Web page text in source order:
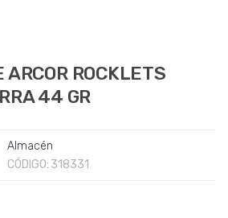
ARCOR ROCKLETS
44 GR
Almacén
CÓDIGO: 318331